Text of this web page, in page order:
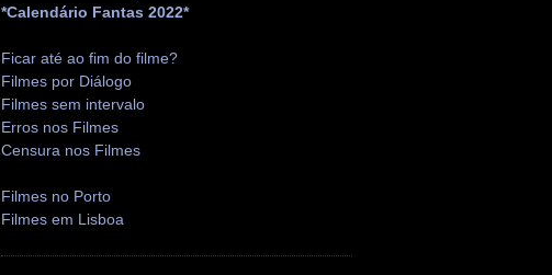
*Calendário Fantas 2022*
Ficar até ao fim do filme?
Filmes por Diálogo
Filmes sem intervalo
Erros nos Filmes
Censura nos Filmes
Filmes no Porto
Filmes em Lisboa